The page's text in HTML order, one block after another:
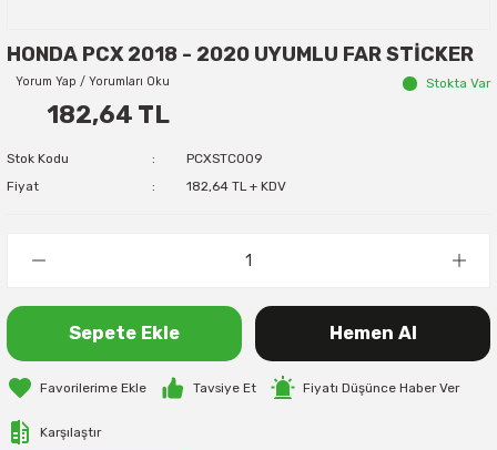
HONDA PCX 2018 - 2020 UYUMLU FAR STİCKER
Yorum Yap / Yorumları Oku Stokta Var
182,64 TL
Stok Kodu
PCXSTC009
Fiyat
182,64 TL + KDV
Sepete Ekle Hemen Al
Tavsiye Et Fiyatı Düşünce Haber Ver
Karşılaştır